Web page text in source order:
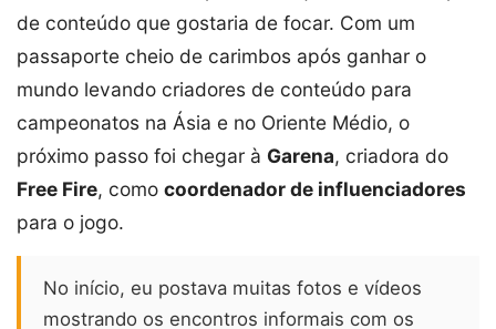
de conteúdo que gostaria de focar. Com um
passaporte cheio de carimbos após ganhar o
mundo levando criadores de conteúdo para
campeonatos na Ásia e no Oriente Médio, o
próximo passo foi chegar à Garena, criadora do
Free Fire, como coordenador de influenciadores
para o jogo.
No início, eu postava muitas fotos e vídeos
mostrando os encontros informais com os